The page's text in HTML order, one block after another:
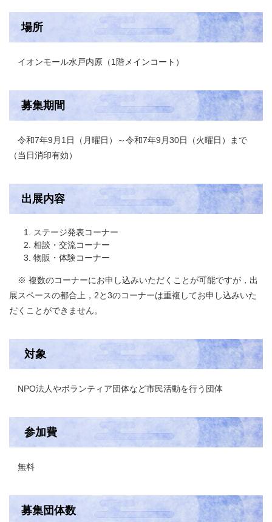
場所
イオンモール水戸内原（1階メインコート）
募集期間
令和7年9月1日（月曜日）～令和7年9月30日（火曜日）まで
（当日消印有効）
出展内容
ステージ発表コーナー
相談・交流コーナー
物販・体験コーナー
※ 複数のコーナーにお申し込みいただくことが可能ですが，出
展スペースの都合上，2と3のコーナーは重複してお申し込みいた
だくことができません。
対象
NPO法人やボランティア団体など市民活動を行う団体
参加費
無料
募集団体数